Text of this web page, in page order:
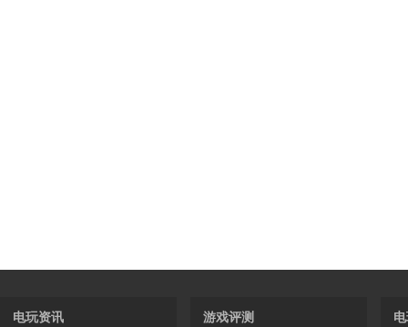
电玩资讯 游戏评测